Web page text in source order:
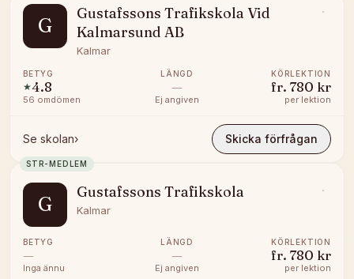
G
Gustafssons Trafikskola Vid
Kalmarsund AB
Kalmar
BETYG
★4.8
56 omdömen
LÄNGD
—
Ej angiven
KÖRLEKTION
fr. 780 kr
per lektion
Se skolan› Skicka förfrågan
STR-MEDLEM
G
Gustafssons Trafikskola
Kalmar
BETYG
—
Inga ännu
LÄNGD
—
Ej angiven
KÖRLEKTION
fr. 780 kr
per lektion